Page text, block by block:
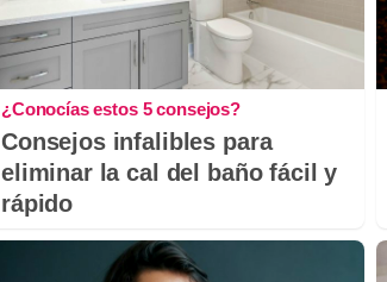
¿Conocías estos 5 consejos?
Consejos infalibles para
eliminar la cal del baño fácil y
rápido